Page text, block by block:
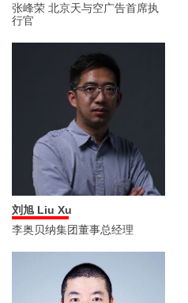
张峰荣 北京天与空广告首席执
行官
刘旭 Liu Xu
李奥贝纳集团董事总经理